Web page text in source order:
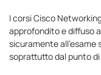
I corsi Cisco
approfondito e diffuso
sicuramente
soprattutto dal punto